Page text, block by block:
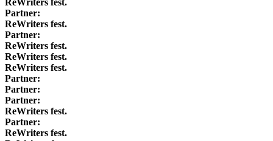
Partner:
ReWriters fest.
Partner:
ReWriters fest.
ReWriters fest.
ReWriters fest.
Partner:
Partner:
Partner:
ReWriters fest.
Partner:
ReWriters fest.